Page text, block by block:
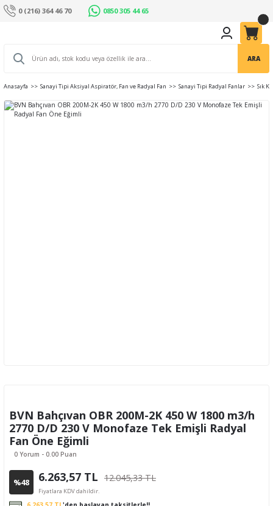
0 (216) 364 46 70 0850 305 44 65
ARA
Anasayfa Sanayi Tipi Aksiyal Aspiratör, Fan ve Radyal Fan Sanayi Tipi Radyal Fanlar Sık
BVN Bahçıvan OBR 200M-2K 450 W 1800 m3/h
2770 D/D 230 V Monofaze Tek Emişli Radyal
Fan Öne Eğimli
0 Yorum - 0.00 Puan
%48 6.263,57 TL 12.045,33 TL
Fiyatlara KDV dahildir.